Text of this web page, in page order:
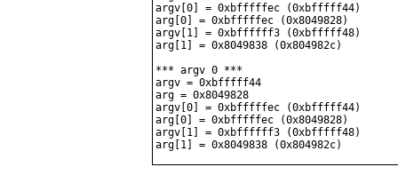
argv[0] = 0xbfffffec (0xbfffff44)
arg[0] = 0xbfffffec (0x8049828)
argv[1] = 0xbffffff3 (0xbfffff48)
arg[1] = 0x8049838 (0x804982c)
*** argv 0 ***
argv = 0xbfffff44
arg = 0x8049828
argv[0] = 0xbfffffec (0xbfffff44)
arg[0] = 0xbfffffec (0x8049828)
argv[1] = 0xbffffff3 (0xbfffff48)